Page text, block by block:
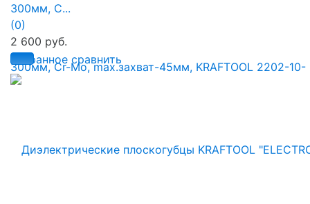
избранное сравнить
300мм, C...
(0)
2 600 руб.